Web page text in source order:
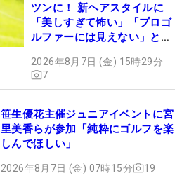
ツンに！ 新ヘアスタイルに
「美しすぎて怖い」「プロゴ
ルファーには見えない」とコ
2026年8月7日 (金) 15時29分
7
笹生優花主催ジュニアイベントに宮
里美香らが参加「純粋にゴルフを楽
しんでほしい」
2026年8月7日 (金) 07時15分 19